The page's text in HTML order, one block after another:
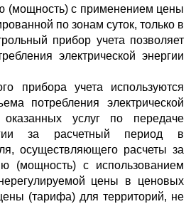
(мощность) с применением цены
по зонам суток, только в
прибор учета позволяет
электрической энергии
прибора учета используются
потребления электрической
услуг по передаче
за расчетный период в
осуществляющего расчеты за
(мощность) с использованием
цены в ценовых
(тарифа) для территорий, не